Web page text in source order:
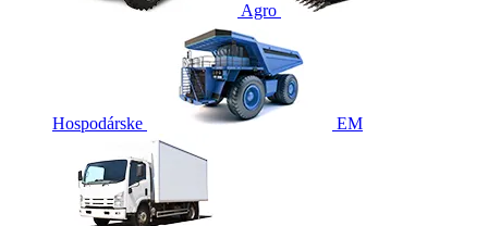
Agro
Hospodárske EM